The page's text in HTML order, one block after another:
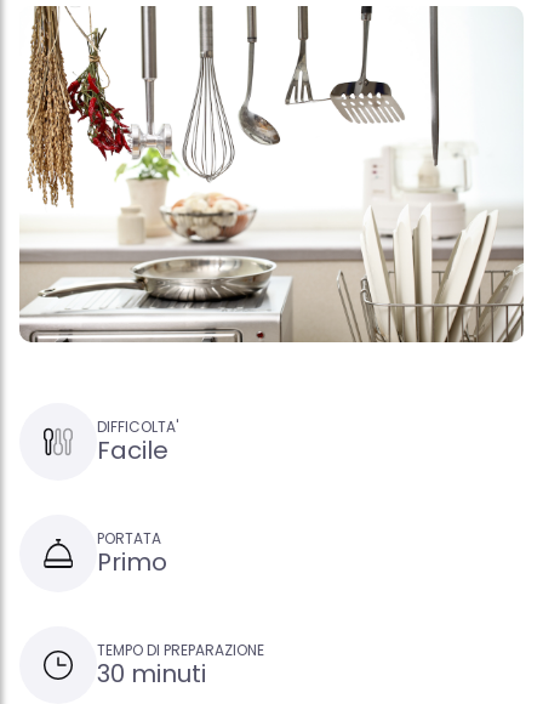
DIFFICOLTA'
Facile
PORTATA
Primo
TEMPO DI PREPARAZIONE
30 minuti